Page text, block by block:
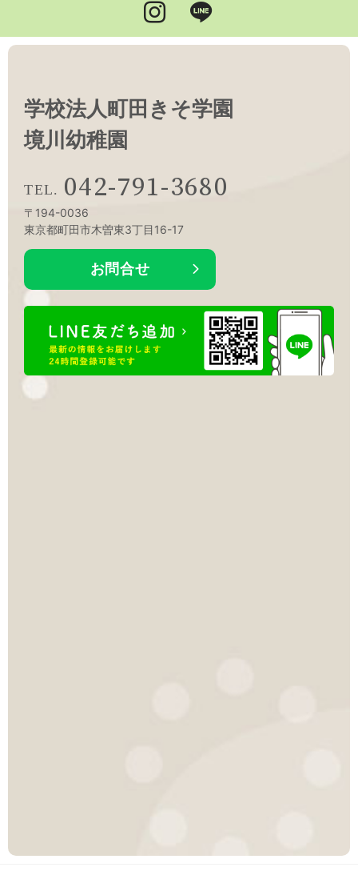
Instagram
学校法人町田きそ学園
境川幼稚園
042-791-3680
〒194-0036
東京都町田市木曽東3丁目16-17
お問合せ